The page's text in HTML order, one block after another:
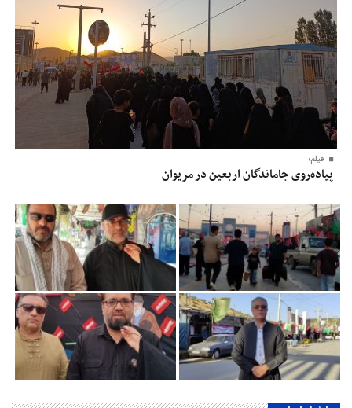
فیلم؛
پیاده‌روی جاماندگان اربعین در مریوان